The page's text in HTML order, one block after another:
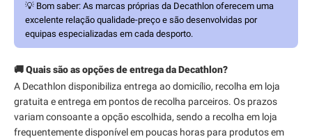
💡 Bom saber: As marcas próprias da Decathlon oferecem uma
excelente relação qualidade-preço e são desenvolvidas por
equipas especializadas em cada desporto.
🚚 Quais são as opções de entrega da Decathlon?
A Decathlon disponibiliza entrega ao domicílio, recolha em loja
gratuita e entrega em pontos de recolha parceiros. Os prazos
variam consoante a opção escolhida, sendo a recolha em loja
frequentemente disponível em poucas horas para produtos em